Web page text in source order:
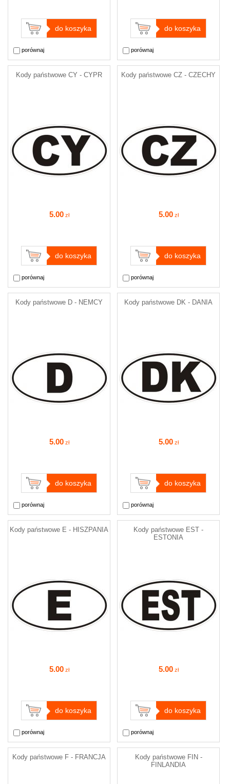
do koszyka
porównaj
do koszyka
porównaj
Kody państwowe CY - CYPR
5.00 zł
do koszyka
porównaj
Kody państwowe CZ - CZECHY
5.00 zł
do koszyka
porównaj
Kody państwowe D - NEMCY
5.00 zł
do koszyka
porównaj
Kody państwowe DK - DANIA
5.00 zł
do koszyka
porównaj
Kody państwowe E - HISZPANIA
5.00 zł
do koszyka
porównaj
Kody państwowe EST -
ESTONIA
5.00 zł
do koszyka
porównaj
Kody państwowe F - FRANCJA
Kody państwowe FIN -
FINLANDIA